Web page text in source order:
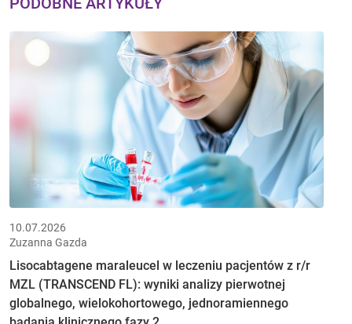
10.07.2026
Zuzanna Gazda
Lisocabtagene maraleucel w leczeniu pacjentów z r/r
MZL (TRANSCEND FL): wyniki analizy pierwotnej
globalnego, wielokohortowego, jednoramiennego